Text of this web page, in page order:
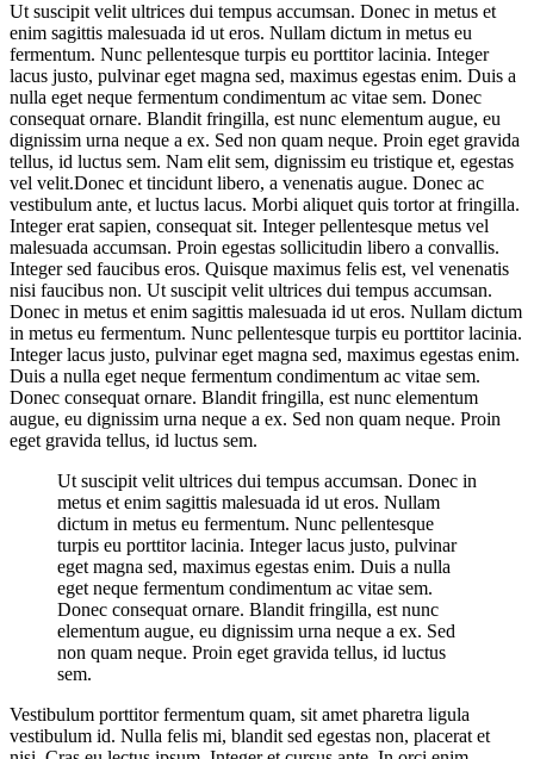
Ut suscipit velit ultrices dui tempus accumsan. Donec in metus et
enim sagittis malesuada id ut eros. Nullam dictum in metus eu
fermentum. Nunc pellentesque turpis eu porttitor lacinia. Integer
lacus justo, pulvinar eget magna sed, maximus egestas enim. Duis a
nulla eget neque fermentum condimentum ac vitae sem. Donec
consequat ornare. Blandit fringilla, est nunc elementum augue, eu
dignissim urna neque a ex. Sed non quam neque. Proin eget gravida
tellus, id luctus sem. Nam elit sem, dignissim eu tristique et, egestas
vel velit.Donec et tincidunt libero, a venenatis augue. Donec ac
vestibulum ante, et luctus lacus. Morbi aliquet quis tortor at fringilla.
Integer erat sapien, consequat sit. Integer pellentesque metus vel
malesuada accumsan. Proin egestas sollicitudin libero a convallis.
Integer sed faucibus eros. Quisque maximus felis est, vel venenatis
nisi faucibus non. Ut suscipit velit ultrices dui tempus accumsan.
Donec in metus et enim sagittis malesuada id ut eros. Nullam dictum
in metus eu fermentum. Nunc pellentesque turpis eu porttitor lacinia.
Integer lacus justo, pulvinar eget magna sed, maximus egestas enim.
Duis a nulla eget neque fermentum condimentum ac vitae sem.
Donec consequat ornare. Blandit fringilla, est nunc elementum
augue, eu dignissim urna neque a ex. Sed non quam neque. Proin
eget gravida tellus, id luctus sem.
Ut suscipit velit ultrices dui tempus accumsan. Donec in
metus et enim sagittis malesuada id ut eros. Nullam
dictum in metus eu fermentum. Nunc pellentesque
turpis eu porttitor lacinia. Integer lacus justo, pulvinar
eget magna sed, maximus egestas enim. Duis a nulla
eget neque fermentum condimentum ac vitae sem.
Donec consequat ornare. Blandit fringilla, est nunc
elementum augue, eu dignissim urna neque a ex. Sed
non quam neque. Proin eget gravida tellus, id luctus
sem.
Vestibulum porttitor fermentum quam, sit amet pharetra ligula
vestibulum id. Nulla felis mi, blandit sed egestas non, placerat et